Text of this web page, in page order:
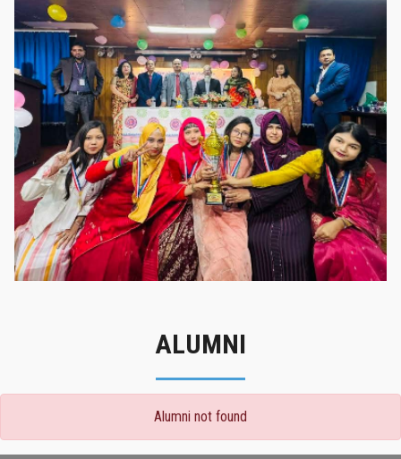
গৌরবের মুহূর্ত
গৌরবের মুহূর্ত
ALUMNI
Alumni not found